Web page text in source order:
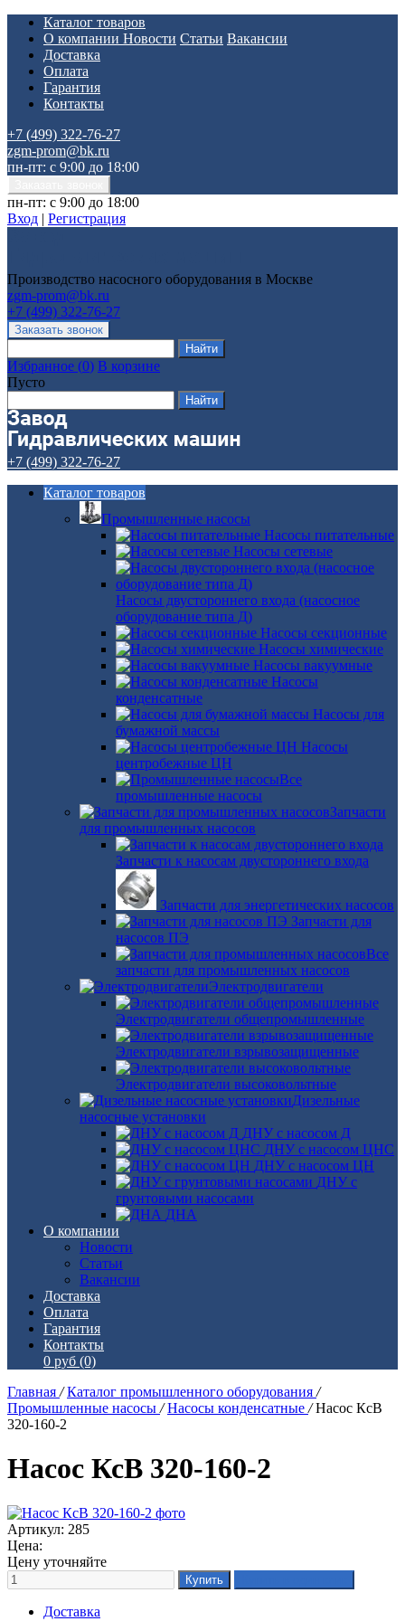
Каталог товаров
О компании Новости Статьи Вакансии
Доставка
Оплата
Гарантия
Контакты
+7 (499) 322-76-27
zgm-prom@bk.ru
пн-пт: с 9:00 до 18:00
пн-пт: с 9:00 до 18:00
Вход | Регистрация
Производство насосного оборудования в Москве
zgm-prom@bk.ru
+7 (499) 322-76-27
Избранное (0) В корзине
Пусто
+7 (499) 322-76-27
Каталог товаров
Промышленные насосы
Насосы питательные
Насосы сетевые
Насосы двустороннего входа (насосное
оборудование типа Д)
Насосы секционные
Насосы химические
Насосы вакуумные
Насосы
конденсатные
Насосы для
бумажной массы
Насосы
центробежные ЦН
Все
промышленные насосы
Запчасти
для промышленных насосов
Запчасти к насосам двустороннего входа
Запчасти для энергетических насосов
Запчасти для
насосов ПЭ
Все
запчасти для промышленных насосов
Электродвигатели
Электродвигатели общепромышленные
Электродвигатели взрывозащищенные
Электродвигатели высоковольтные
Дизельные
насосные установки
ДНУ с насосом Д
ДНУ с насосом ЦНС
ДНУ с насосом ЦН
ДНУ с
грунтовыми насосами
ДНА
О компании
Новости
Статьи
Вакансии
Доставка
Оплата
Гарантия
Контакты
0 руб (0)
Главная / Каталог промышленного оборудования /
Промышленные насосы / Насосы конденсатные / Насос КсВ
320-160-2
Насос КсВ 320-160-2
Артикул: 285
Цена:
Цену уточняйте
Доставка